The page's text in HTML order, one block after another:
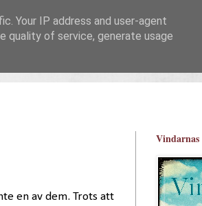
en av dem. Trots att
Vindarnas
Your IP address and user-agent
quality of service, generate usage